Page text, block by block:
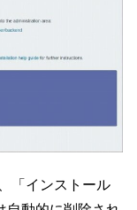
「インストール